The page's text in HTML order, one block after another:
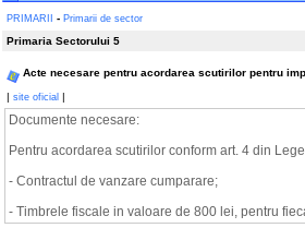
navigare/stanga.php
PRIMARII - Primarii de sector
Primaria Sectorului 5
Acte necesare pentru acordarea scutirilor pentru
| site oficial |
Documente necesare:
Pentru acordarea scutirilor conform art. 4 din
- Contractul de vanzare cumparare;
- Timbrele fiscale in valoare de 800 lei, pentru